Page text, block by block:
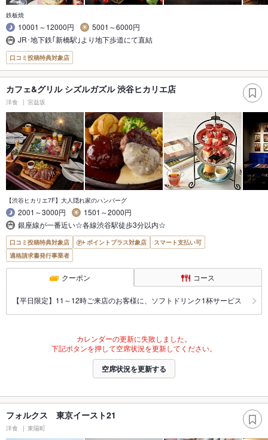
鉄板焼
10001～12000円
5001～6000円
JR･地下鉄｢新橋駅｣より地下歩道にて直結
口コミ投稿特典対象店
カフェ&グリル シズルガズル 渋谷ヒカリエ店
洋食 宮益坂
【渋谷ヒカリエ7F】大人隠れ家のハンバーグ
2001～3000円
1501～2000円
銀座線が一番近い☆各線渋谷駅徒歩3分以内☆
口コミ投稿特典対象店 ポイントプラス対象店
スマート支払い可
適格請求書発行事業者
クーポン コース
【平日限定】11～12時ご来店のお客様に、ソフトドリンク1杯サービス
カレンダーの更新に失敗しました。
下記ボタンを押して空席状況を更新してください。
空席状況を更新する
フォルクス 東京イースト21
洋食 東陽町